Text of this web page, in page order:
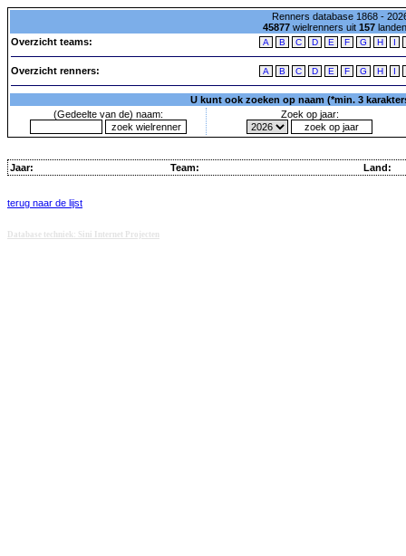
Renners database 1868 -
45877wielrenners uit 157
Overzicht teams:
A B C D E F G H I
Overzicht renners: A B C D E F G H I
U kunt ook zoeken op naam (*min. 3
(Gedeelte van de) naam:
Zoek op jaar:
Jaar: Team: Land:
terug naar de lijst
Database techniek: Sini Internet Projecten